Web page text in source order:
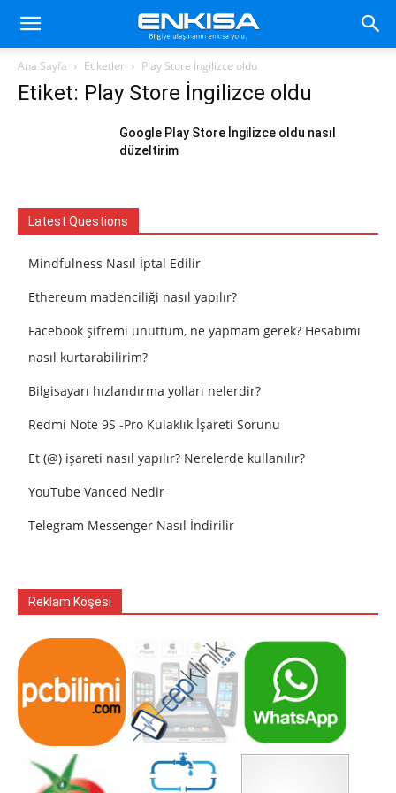
Ana Sayfa Etiketler Play Store İngilizce oldu
Etiket: Play Store İngilizce oldu
Google Play Store İngilizce oldu nasıl
düzeltirim
Latest Questions
Mindfulness Nasıl İptal Edilir
Ethereum madenciliği nasıl yapılır?
Facebook şifremi unuttum, ne yapmam gerek? Hesabımı
nasıl kurtarabilirim?
Bilgisayarı hızlandırma yolları nelerdir?
Redmi Note 9S -Pro Kulaklık İşareti Sorunu
Et (@) işareti nasıl yapılır? Nerelerde kullanılır?
YouTube Vanced Nedir
Telegram Messenger Nasıl İndirilir
Reklam Köşesi